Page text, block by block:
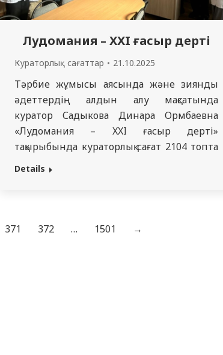
Лудомания – XXI ғасыр дерті
Кураторлық сағаттар 21.10.2025
Тәрбие жұмысы аясында және зиянды
әдеттердің алдын алу мақсатында
куратор Садыкова Динара Ормбаевна
«Лудомания – XXI ғасыр дерті»
тақырыбында кураторлық сағат 2104 топта
өткізілді. Іс-шараның мақсаты –
жауапкершілікпен әрекет ету
Details
371 372 … 1501 →